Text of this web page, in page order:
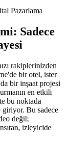
Pazarlama
Sadece
rakiplerinizden
bir otel, ister
bir inşaat projesi
en etkili
bu noktada
giriyor. Bu sadece
değil;
izleyicide